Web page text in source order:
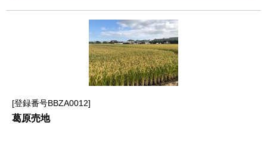
登録番号BBZA0012
葛原売地